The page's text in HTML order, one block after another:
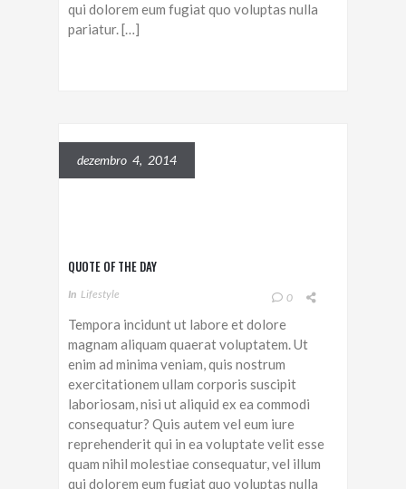
qui dolorem eum fugiat quo voluptas nulla
pariatur. […]
dezembro 4, 2014
QUOTE OF THE DAY
In Lifestyle 0
Tempora incidunt ut labore et dolore
magnam aliquam quaerat voluptatem. Ut
enim ad minima veniam, quis nostrum
exercitationem ullam corporis suscipit
laboriosam, nisi ut aliquid ex ea commodi
consequatur? Quis autem vel eum iure
reprehenderit qui in ea voluptate velit esse
quam nihil molestiae consequatur, vel illum
qui dolorem eum fugiat quo voluptas nulla